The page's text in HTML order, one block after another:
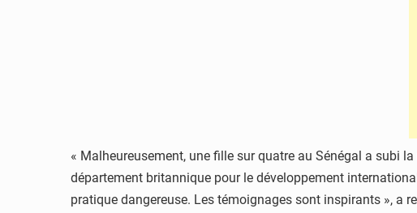
« Malheureusement, une fille sur quatre au Sénégal a subi
département britannique pour le développement
pratique dangereuse. Les témoignages sont inspirants », a